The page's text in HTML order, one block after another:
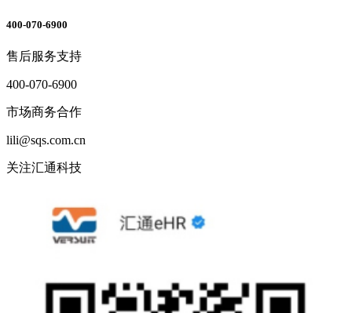
400-070-6900
售后服务支持
400-070-6900
市场商务合作
lili@sqs.com.cn
关注汇通科技